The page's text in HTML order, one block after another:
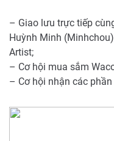
– Giao lưu trực tiếp
Huỳnh Minh
Artist;
– Cơ hội mua sắm
– Cơ hội nhận các